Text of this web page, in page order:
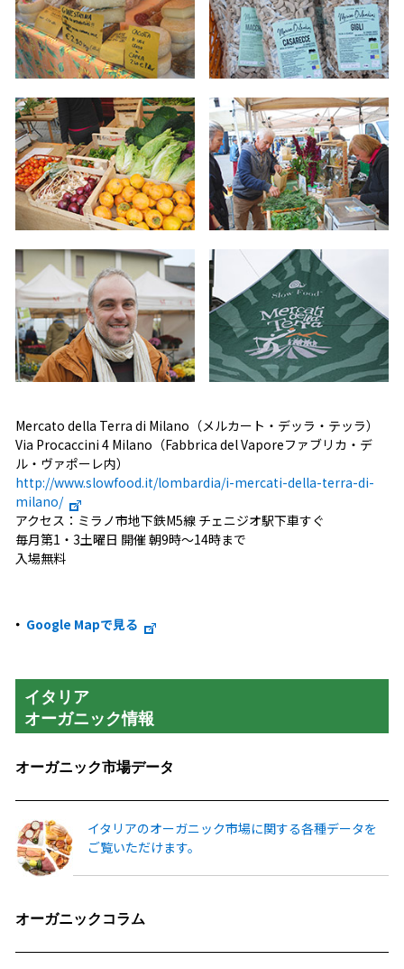
Mercato della Terra di Milano（メルカート・デッラ・テッラ）
Via Procaccini 4 Milano（Fabbrica del Vaporeファブリカ・デ
ル・ヴァポーレ内）
http://www.slowfood.it/lombardia/i-mercati-della-terra-di-
milano/
アクセス：ミラノ市地下鉄M5線 チェニジオ駅下車すぐ
毎月第1・3土曜日 開催 朝9時～14時まで
入場無料
Google Mapで見る
イタリア
オーガニック情報
オーガニック市場データ
イタリアのオーガニック市場に関する各種データを
ご覧いただけます。
オーガニックコラム